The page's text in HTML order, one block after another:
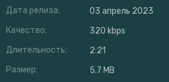
Дата релиза:
03 апрель 2023
Качество:
320 kbps
Длительность:
2:21
Размер:
5.7 MB